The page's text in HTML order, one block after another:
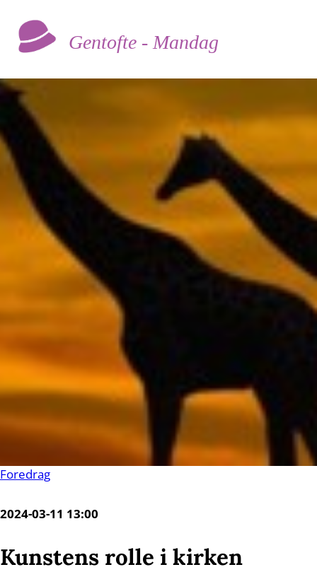
Gentofte - Mandag
Foredrag
2024-03-11 13:00
Kunstens rolle i kirken